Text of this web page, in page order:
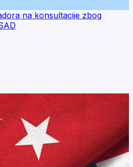
na konsultacije zbog